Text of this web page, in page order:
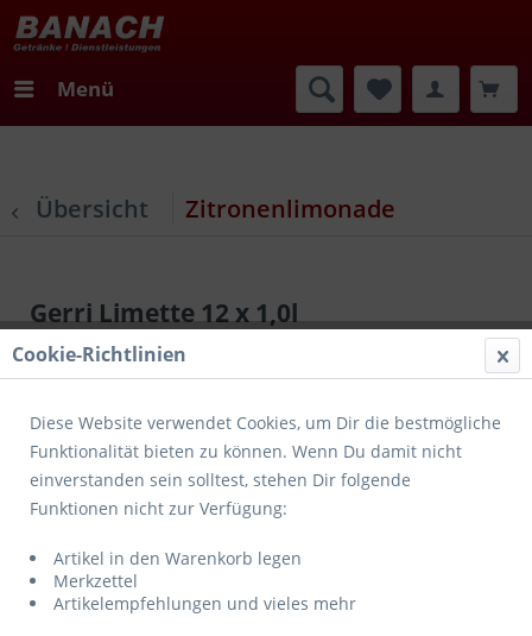
Menü
Übersicht Zitronenlimonade
Gerri Limette 12 x 1,0l
Cookie-Richtlinien
Diese Website verwendet Cookies, um Dir die bestmögliche
Funktionalität bieten zu können. Wenn Du damit nicht
einverstanden sein solltest, stehen Dir folgende
Funktionen nicht zur Verfügung:
Artikel in den Warenkorb legen
Merkzettel
Artikelempfehlungen und vieles mehr